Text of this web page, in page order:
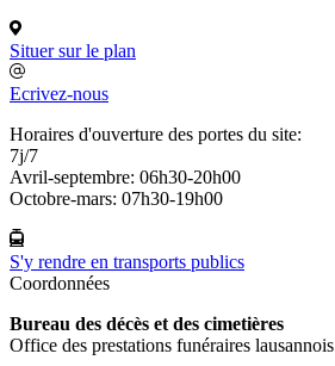
Situer sur le plan
Ecrivez-nous
Horaires d'ouverture des portes du site:
7j/7
Avril-septembre: 06h30-20h00
Octobre-mars: 07h30-19h00
S'y rendre en transports publics
Coordonnées
Bureau des décès et des cimetières
Office des prestations funéraires lausannois